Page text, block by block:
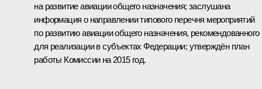
на развитие авиации общего назначения; заслушана
информация о направлении типового перечня мероприятий
по развитию авиации общего назначения, рекомендованного
для реализации в субъектах Федерации; утверждён план
работы Комиссии на 2015 год.